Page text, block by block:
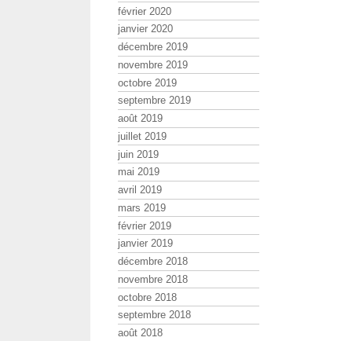
février 2020
janvier 2020
décembre 2019
novembre 2019
octobre 2019
septembre 2019
août 2019
juillet 2019
juin 2019
mai 2019
avril 2019
mars 2019
février 2019
janvier 2019
décembre 2018
novembre 2018
octobre 2018
septembre 2018
août 2018